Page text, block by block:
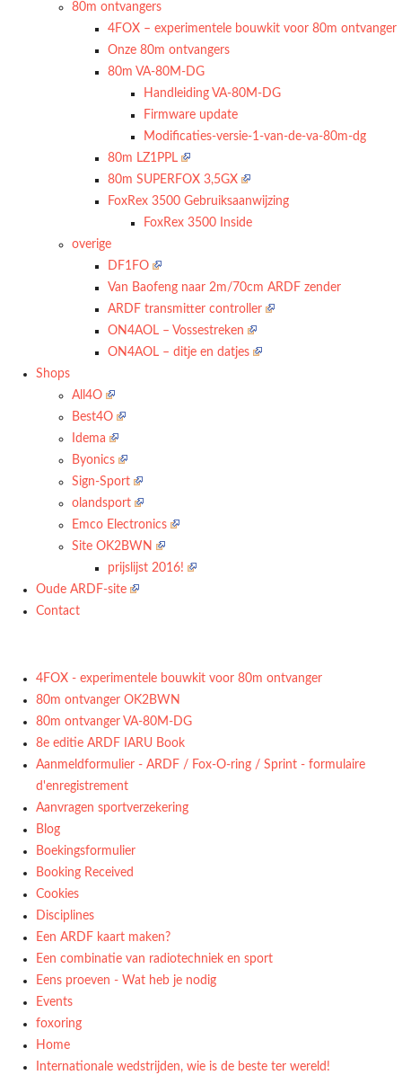
80m ontvangers
4FOX – experimentele bouwkit voor 80m ontvanger
Onze 80m ontvangers
80m VA-80M-DG
Handleiding VA-80M-DG
Firmware update
Modificaties-versie-1-van-de-va-80m-dg
80m LZ1PPL
80m SUPERFOX 3,5GX
FoxRex 3500 Gebruiksaanwijzing
FoxRex 3500 Inside
overige
DF1FO
Van Baofeng naar 2m/70cm ARDF zender
ARDF transmitter controller
ON4AOL – Vossestreken
ON4AOL – ditje en datjes
Shops
All4O
Best4O
Idema
Byonics
Sign-Sport
olandsport
Emco Electronics
Site OK2BWN
prijslijst 2016!
Oude ARDF-site
Contact
4FOX - experimentele bouwkit voor 80m ontvanger
80m ontvanger OK2BWN
80m ontvanger VA-80M-DG
8e editie ARDF IARU Book
Aanmeldformulier - ARDF / Fox-O-ring / Sprint - formulaire
d'enregistrement
Aanvragen sportverzekering
Blog
Boekingsformulier
Booking Received
Cookies
Disciplines
Een ARDF kaart maken?
Een combinatie van radiotechniek en sport
Eens proeven - Wat heb je nodig
Events
foxoring
Home
Internationale wedstrijden, wie is de beste ter wereld!